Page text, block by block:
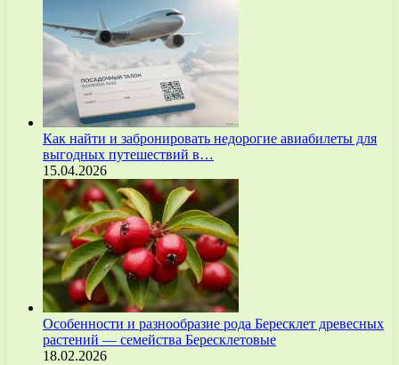
Как найти и забронировать недорогие авиабилеты для
выгодных путешествий в…
15.04.2026
Особенности и разнообразие рода Бересклет древесных
растений — семейства Бересклетовые
18.02.2026